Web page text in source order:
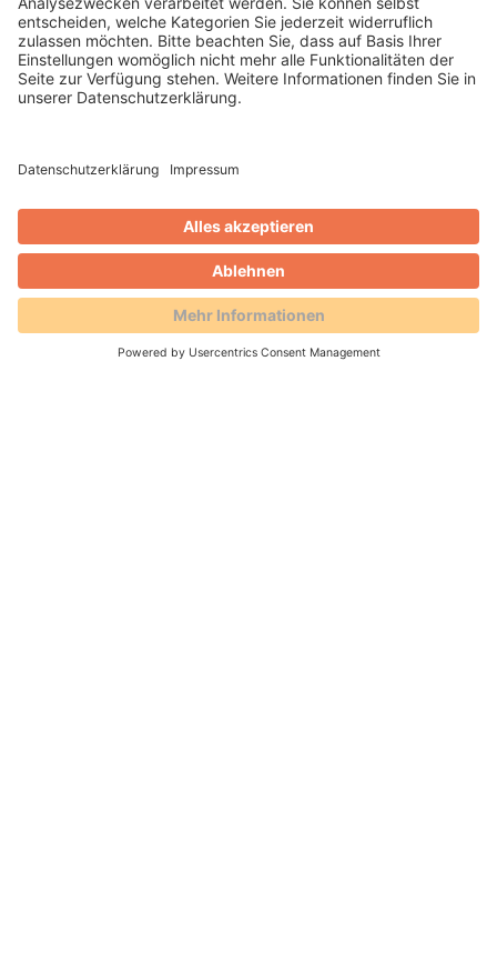
Blog Sebastian Erb
Gästekarte im Erzgebirge neu
effizient